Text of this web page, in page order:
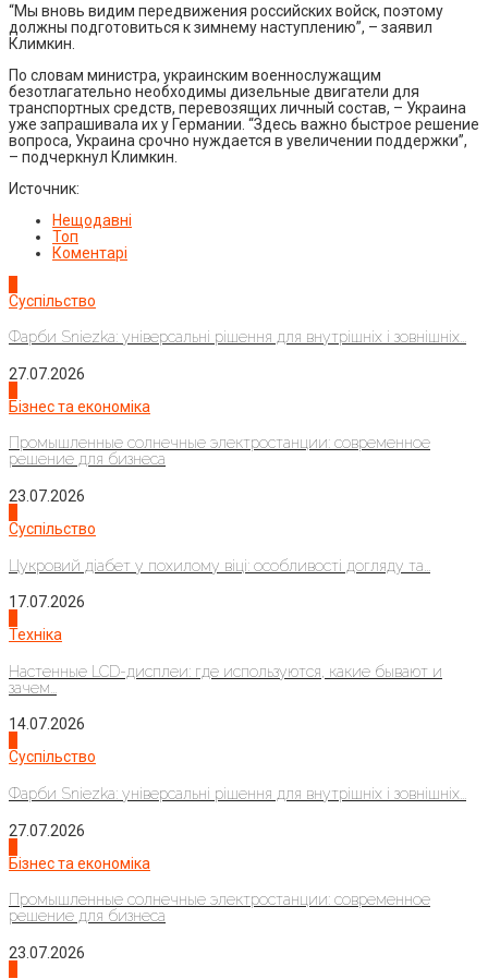
“Мы вновь видим передвижения российских войск, поэтому
должны подготовиться к зимнему наступлению”, – заявил
Климкин.
По словам министра, украинским военнослужащим
безотлагательно необходимы дизельные двигатели для
транспортных средств, перевозящих личный состав, – Украина
уже запрашивала их у Германии. “Здесь важно быстрое решение
вопроса, Украина срочно нуждается в увеличении поддержки”,
– подчеркнул Климкин.
Источник:
Нещодавні
Топ
Коментарі
Суспільство
Фарби Sniezka: універсальні рішення для внутрішніх і зовнішніх...
27.07.2026
Бізнес та економіка
Промышленные солнечные электростанции: современное
решение для бизнеса
23.07.2026
Суспільство
Цукровий діабет у похилому віці: особливості догляду та...
17.07.2026
Техніка
Настенные LCD-дисплеи: где используются, какие бывают и
зачем...
14.07.2026
Суспільство
Фарби Sniezka: універсальні рішення для внутрішніх і зовнішніх...
27.07.2026
Бізнес та економіка
Промышленные солнечные электростанции: современное
решение для бизнеса
23.07.2026